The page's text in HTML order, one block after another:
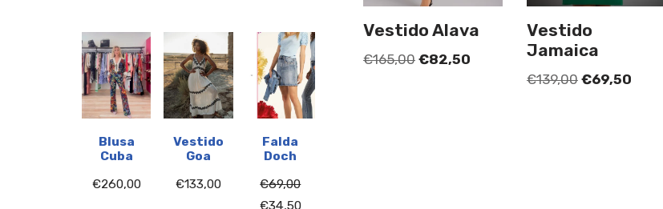
Blusa
Cuba
€260,00
Vestido
Goa
€133,00
Falda
Doch
€69,00
€34,50
Vestido Alava
€165,00 €82,50
Vestido
Jamaica
€139,00 €69,50